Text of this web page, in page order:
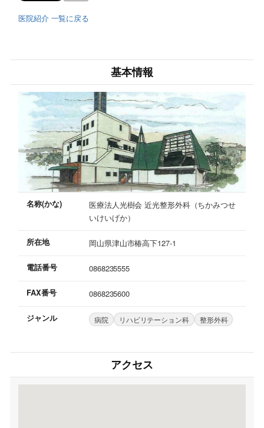
医院紹介 一覧に戻る
基本情報
名称(かな)
医療法人光樹会 近光整形外科（ちかみつせ
いけいげか）
所在地 岡山県津山市椿高下127-1
電話番号 0868235555
FAX番号 0868235600
ジャンル 病院 リハビリテーション科 整形外科
アクセス